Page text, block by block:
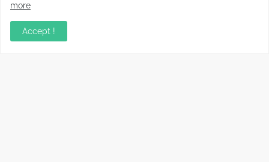
more
Accept !